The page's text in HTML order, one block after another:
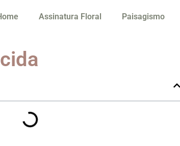
Assinatura Floral Paisagismo